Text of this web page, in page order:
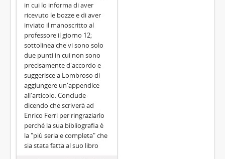
in cui lo informa di aver
ricevuto le bozze e di aver
inviato il manoscritto al
professore il giorno 12;
sottolinea che vi sono solo
due punti in cui non sono
precisamente d'accordo e
suggerisce a Lombroso di
aggiungere un'appendice
all'articolo. Conclude
dicendo che scriverà ad
Enrico Ferri per ringraziarlo
perché la sua bibliografia è
la "più seria e completa" che
sia stata fatta al suo libro